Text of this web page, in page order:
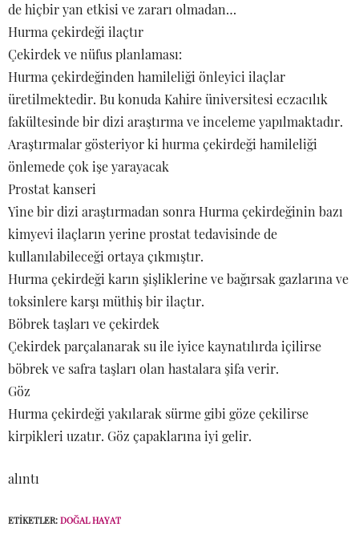
de hiçbir yan etkisi ve zararı olmadan…
Hurma çekirdeği ilaçtır
Çekirdek ve nüfus planlaması:
Hurma çekirdeğinden hamileliği önleyici ilaçlar
üretilmektedir. Bu konuda Kahire üniversitesi eczacılık
fakültesinde bir dizi araştırma ve inceleme yapılmaktadır.
Araştırmalar gösteriyor ki hurma çekirdeği hamileliği
önlemede çok işe yarayacak
Prostat kanseri
Yine bir dizi araştırmadan sonra Hurma çekirdeğinin bazı
kimyevi ilaçların yerine prostat tedavisinde de
kullanılabileceği ortaya çıkmıştır.
Hurma çekirdeği karın şişliklerine ve bağırsak gazlarına ve
toksinlere karşı müthiş bir ilaçtır.
Böbrek taşları ve çekirdek
Çekirdek parçalanarak su ile iyice kaynatılırda içilirse
böbrek ve safra taşları olan hastalara şifa verir.
Göz
Hurma çekirdeği yakılarak sürme gibi göze çekilirse
kirpikleri uzatır. Göz çapaklarına iyi gelir.
alıntı
ETIKETLER: DOĞAL HAYAT